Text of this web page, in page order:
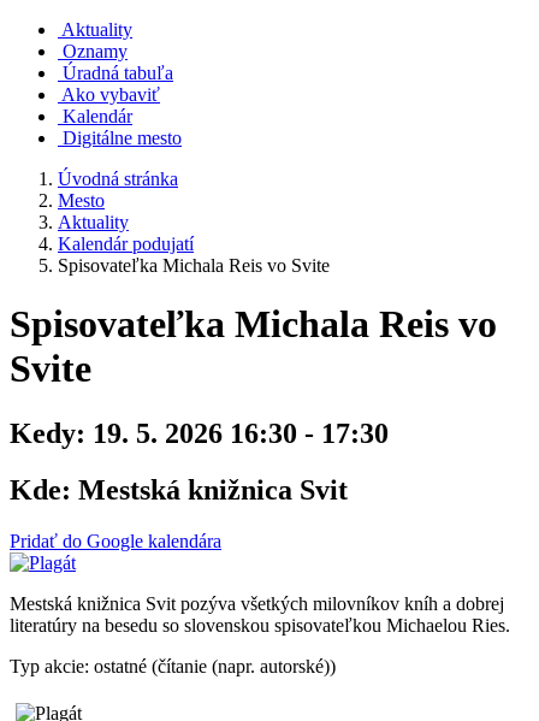
Aktuality
Oznamy
Úradná tabuľa
Ako vybaviť
Kalendár
Digitálne mesto
Úvodná stránka
Mesto
Aktuality
Kalendár podujatí
Spisovateľka Michala Reis vo Svite
Spisovateľka Michala Reis vo
Svite
Kedy: 19. 5. 2026 16:30 - 17:30
Kde: Mestská knižnica Svit
Pridať do Google kalendára
Mestská knižnica Svit pozýva všetkých milovníkov kníh a dobrej
literatúry na besedu so slovenskou spisovateľkou Michaelou Ries.
Typ akcie: ostatné (čítanie (napr. autorské))